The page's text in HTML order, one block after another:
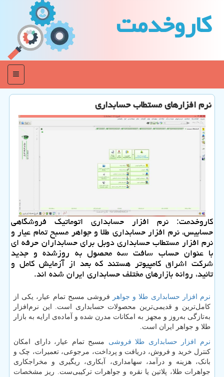
كاروخدمت
منو
نرم افزارهای مستطاب حسابداری
كاروخدمت: نرم افزار حسابداری اتوماتیك فروشگاهی
حسابیس، نرم افزار حسابداری طلا و جواهر مسبح تمام عیار و
نرم افزار مستطاب حسابداری دوبل برای حسابداران حرفه ای
با عنوان حساب سافت سه محصول به روزشده و جدید
شركت اشراق كامپیوتر هستند كه بعد از آزمایش كامل و
تائید، روانه بازارهای مختلف حسابداری ایران شده اند.
نرم افزار حسابداری طلا و جواهر
فروشی مسبح تمام عیار، یکی از
کامل‌ترین و قدیمی‌ترین محصولات حسابداری است. این نرم‌افزار
به‌تازگی به‌روز و مجهز به امکانات مدرن شده و آماده‌ی ارایه به بازار
طلا و جواهر ایران است.
نرم افزار حسابداری طلا فروشی مسبح تمام عیار، دارای امکان
کنترل خرید و فروش، دریافت و پرداخت، مرجوعی، تعمیرات، چک و
بانک، هزینه و درآمد، سهامداری، آبکاری، ریگیری و مخراجکاری
جواهرات طلا، پلاتین یا نقره و جواهرات ترکیبی‌ست. ریز مشخصات